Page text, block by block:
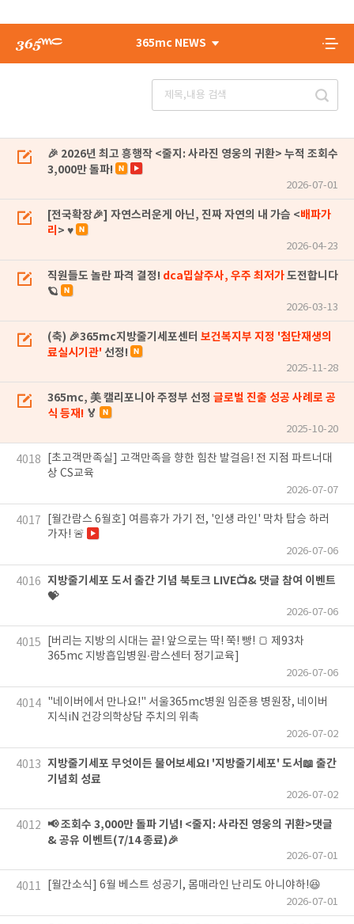
365mc NEWS
🎉 2026년 최고 흥행작 <줄지: 사라진 영웅의 귀환> 누적 조회수
3,000만 돌파!
2026-07-01
[전국확장🎉] 자연스러운게 아닌, 진짜 자연의 내 가슴 <배파가
리 > ♥
2026-04-23
직원들도 놀란 파격 결정! dca밉살주사, 우주 최저가도전합니다
🪐
2026-03-13
(축) 🎉365mc지방줄기세포센터 보건복지부 지정 '첨단재생의
료실시기관' 선정!
2025-11-28
365mc, 美 캘리포니아 주정부 선정 글로벌 진출 성공 사례로 공
식 등재! 🏅
2025-10-20
4018
[초고객만족실] 고객만족을 향한 힘찬 발걸음! 전 지점 파트너대
상 CS교육
2026-07-07
4017
[월간람스 6월호] 여름휴가 가기 전, '인생 라인' 막차 탑승 하러
가자! 🚨
2026-07-06
4016 지방줄기세포 도서 출간 기념 북토크 LIVE📺& 댓글 참여 이벤트
💝
2026-07-06
4015
[버리는 지방의 시대는 끝! 앞으로는 딱! 쭉! 빵! 🍞 제93차
365mc 지방흡입병원∙람스센터 정기교육]
2026-07-06
4014 "네이버에서 만나요!" 서울365mc병원 임준용 병원장, 네이버
지식iN 건강의학상담 주치의 위촉
2026-07-02
4013 지방줄기세포 무엇이든 물어보세요! '지방줄기세포' 도서📖 출간
기념회 성료
2026-07-02
4012
📢 조회수 3,000만 돌파 기념! <줄지: 사라진 영웅의 귀환>댓글
& 공유 이벤트(7/14 종료)🎉
2026-07-01
4011 [월간소식] 6월 베스트 성공기, 몸매라인 난리도 아니야하!😆
2026-07-01